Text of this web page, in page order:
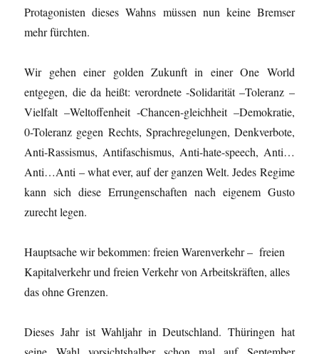
Protagonisten dieses Wahns müssen nun keine Bremser
mehr fürchten.
Wir gehen einer golden Zukunft in einer One World
entgegen, die da heißt: verordnete -Solidarität –Toleranz –
Vielfalt –Weltoffenheit -Chancen-gleichheit –Demokratie,
0-Toleranz gegen Rechts, Sprachregelungen, Denkverbote,
Anti-Rassismus, Antifaschismus, Anti-hate-speech, Anti…
Anti…Anti – what ever, auf der ganzen Welt. Jedes Regime
kann sich diese Errungenschaften nach eigenem Gusto
zurecht legen.
Hauptsache wir bekommen: freien Warenverkehr – freien
Kapitalverkehr und freien Verkehr von Arbeitskräften, alles
das ohne Grenzen.
Dieses Jahr ist Wahljahr in Deutschland. Thüringen hat